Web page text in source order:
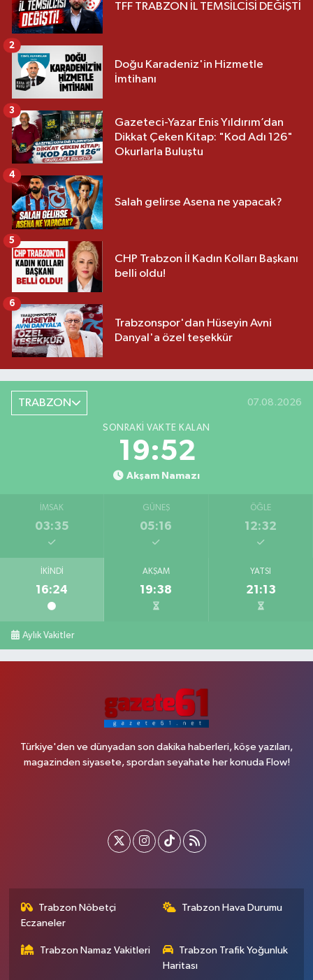
TFF TRABZON İL TEMSİLCİSİ DEĞİŞTİ
Doğu Karadeniz'in Hizmetle
İmtihanı
2
Gazeteci-Yazar Enis Yıldırım’dan
Dikkat Çeken Kitap: "Kod Adı 126"
Okurlarla Buluştu
3
Salah gelirse Asena ne yapacak?
4
CHP Trabzon İl Kadın Kolları Başkanı
belli oldu!
5
Trabzonspor'dan Hüseyin Avni
Danyal'a özel teşekkür
6
TRABZON 07.08.2026
SONRAKI VAKTE KALAN
19:51
Akşam Namazı
İMSAK
03:35
GÜNEŞ
05:16
ÖĞLE
12:32
İKINDI
16:24
AKŞAM
19:38
YATSI
21:13
Aylık Vakitler
Türkiye'den ve dünyadan son dakika haberleri, köşe yazıları,
magazinden siyasete, spordan seyahate her konuda Flow!
Trabzon Nöbetçi
Eczaneler
Trabzon Hava Durumu
Trabzon Namaz Vakitleri
Trabzon Trafik Yoğunluk
Haritası